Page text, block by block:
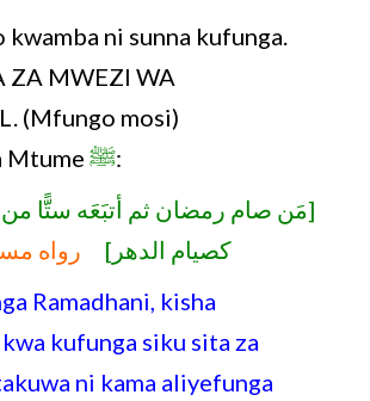
kwamba ni sunna kufunga.
ZA MWEZI WA
(Mfungo mosi)
Mtume ﷺ:
[مَن صام رمضان ثم أتبَعَه ستًّا
كصيام الدهر] رواه
Ramadhani, kisha
kufunga siku sita za
ni kama aliyefunga